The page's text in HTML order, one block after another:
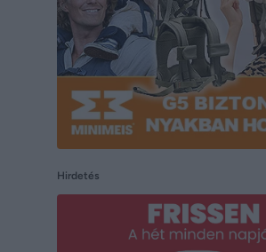
Hirdetés